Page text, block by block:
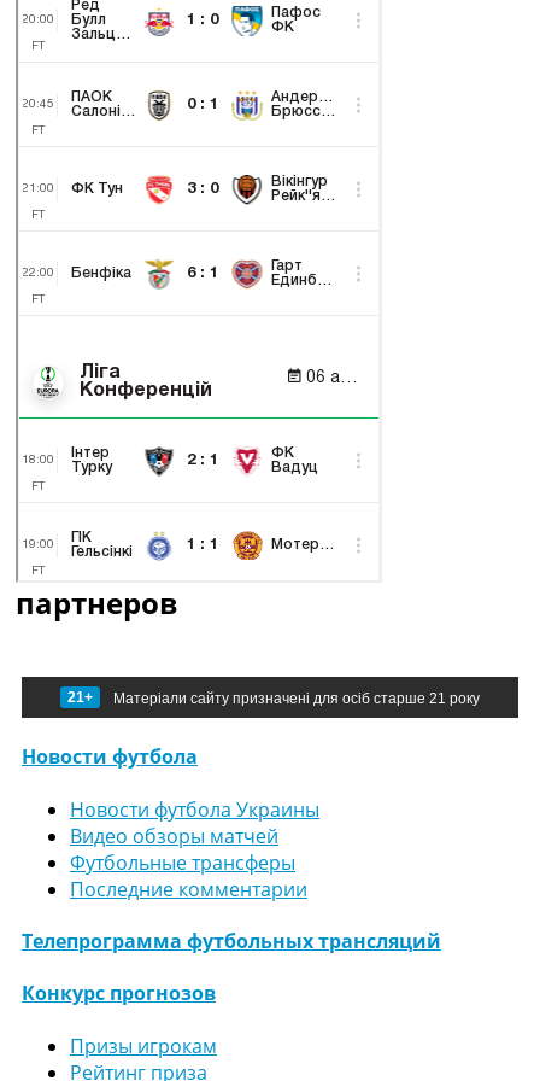
партнеров
21+ Матеріали сайту призначені для осіб старше 21 року
Новости футбола
Новости футбола Украины
Видео обзоры матчей
Футбольные трансферы
Последние комментарии
Телепрограмма футбольных трансляций
Конкурс прогнозов
Призы игрокам
Рейтинг приза